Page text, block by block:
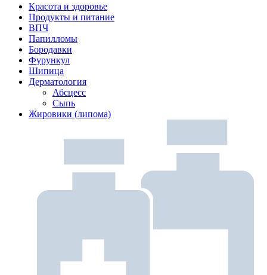
Красота и здоровье
Продукты и питание
ВПЧ
Папилломы
Бородавки
Фурункул
Шипица
Дерматология
Абсцесс
Сыпь
Жировики (липома)